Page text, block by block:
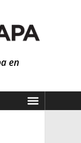
en